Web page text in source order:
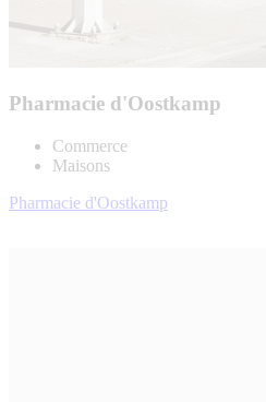
Pharmacie d'Oostkamp
Commerce
Maisons
Pharmacie d'Oostkamp